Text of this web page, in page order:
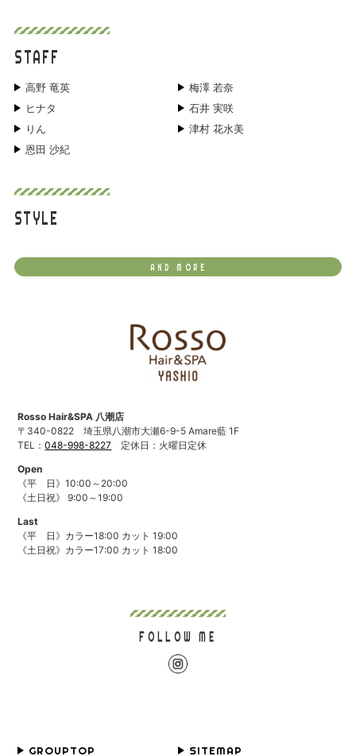
STAFF
高野 竜英
梅澤 若奈
ヒナタ
石井 実咲
りん
津村 花水美
恩田 沙紀
STYLE
AND MORE
Rosso Hair&SPA 八潮店
〒340-0822
埼玉県八潮市大瀬6-9-5 Amare藍 1F
TEL：048-998-8227 定休日：火曜日定休
Open
《平 日》10:00～20:00
《土日祝》 9:00～19:00
Last
《平 日》カラー18:00 カット 19:00
《土日祝》カラー17:00 カット 18:00
FOLLOW ME
GROUPTOP SITEMAP